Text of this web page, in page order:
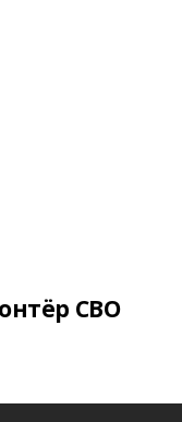
СВО